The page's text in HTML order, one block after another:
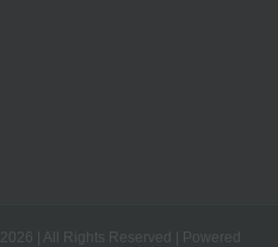
2026 | All Rights Reserved | Powered